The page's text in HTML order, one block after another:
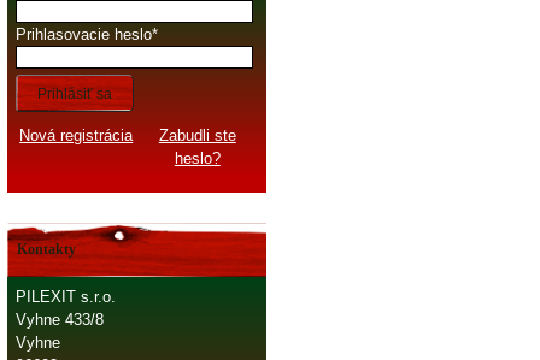
Prihlasovacie heslo
Prihlásiť sa
Nová registrácia
Zabudli ste
heslo?
Kontakty
PILEXIT s.r.o.
Vyhne 433/8
Vyhne